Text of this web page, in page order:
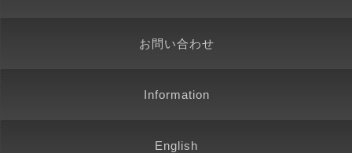
お問い合わせ
Information
English